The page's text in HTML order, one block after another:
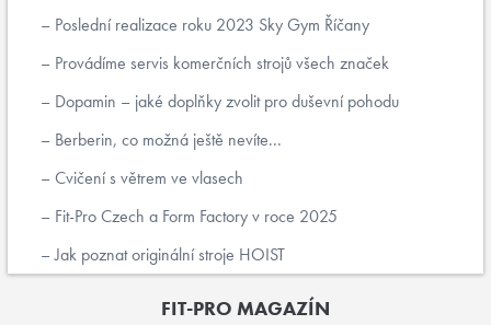
Poslední realizace roku 2023 Sky Gym Říčany
Provádíme servis komerčních strojů všech značek
Dopamin – jaké doplňky zvolit pro duševní pohodu
Berberin, co možná ještě nevíte...
Cvičení s větrem ve vlasech
Fit-Pro Czech a Form Factory v roce 2025
Jak poznat originální stroje HOIST
FIT-PRO MAGAZÍN